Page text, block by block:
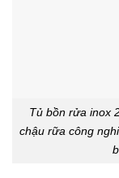
Tủ bồn rửa inox
chậu rữa công